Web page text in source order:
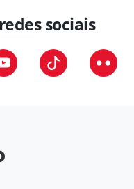
sociais